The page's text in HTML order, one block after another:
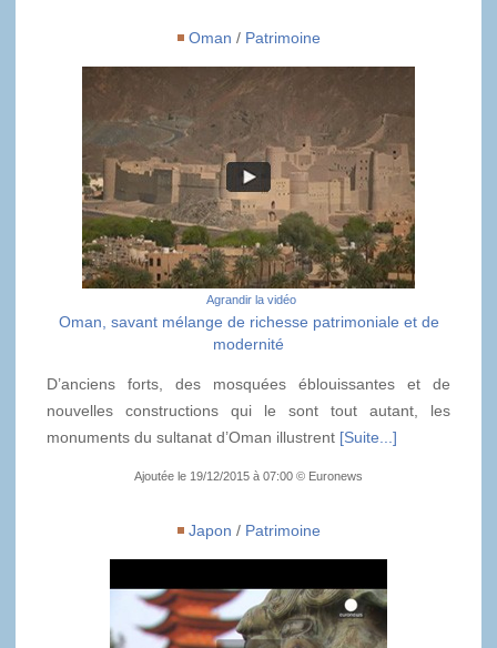
Oman / Patrimoine
Agrandir la vidéo
Oman, savant mélange de richesse patrimoniale et de
modernité
D’anciens forts, des mosquées éblouissantes et de
nouvelles constructions qui le sont tout autant, les
monuments du sultanat d’Oman illustrent [Suite...]
Ajoutée le 19/12/2015 à 07:00 © Euronews
Japon / Patrimoine